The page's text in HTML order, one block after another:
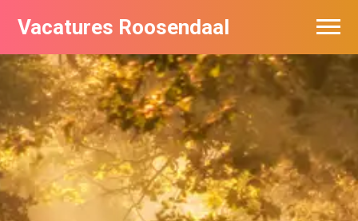
Vacatures Roosendaal
Vacatures bij bedrijven
De populairste vacatures in Roosendaal